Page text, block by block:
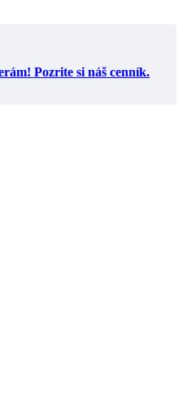
Pozrite si náš cenník.